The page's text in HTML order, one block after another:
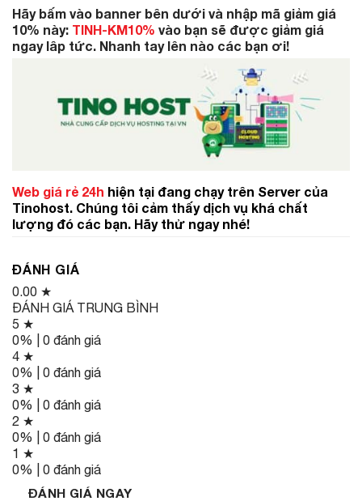
Hãy bấm vào banner bên dưới và nhập mã giảm giá
10% này: TINH-KM10% vào bạn sẽ được giảm giá
ngay lâp tức. Nhanh tay lên nào các bạn ơi!
Web giá rẻ 24h hiện tại đang chạy trên Server của
Tinohost. Chúng tôi cảm thấy dịch vụ khá chất
lượng đó các bạn. Hãy thử ngay nhé!
ĐÁNH GIÁ
0.00 ★
ĐÁNH GIÁ TRUNG BÌNH
5 ★
0% | 0 đánh giá
4 ★
0% | 0 đánh giá
3 ★
0% | 0 đánh giá
2 ★
0% | 0 đánh giá
1 ★
0% | 0 đánh giá
ĐÁNH GIÁ NGAY